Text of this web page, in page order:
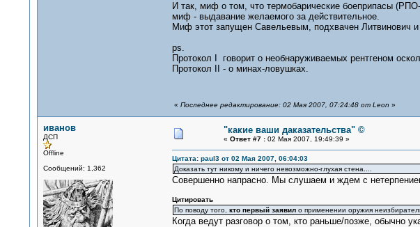
И так, миф о том, что термобарические боеприпасы
миф - выдавание желаемого за действительное.
Миф этот запущен Савельевым, подхвачен Литвинович
ps.
Протокол I говорит о необнаруживаемых рентгеном
Протокол II - о минах-ловушках.
« Последнее редактирование: 02 Мая 2007, 07:24:48 от Leon »
иванов
ДСП
Offline
Сообщений: 1,362
"какие ваши даказательства" ©
« Ответ #7 :02 Мая 2007, 19:49:39 »
Цитата: paul3 от 02 Мая 2007, 06:04:03
Доказать тут никому и ничего невозможно-глухая стена....
Совершенно напрасно. Мы слушаем и ждем с
Цитировать
По поводу того, кто первый заявило применении оружия
Когда ведут разговор о том, кто раньше/позже, обычно